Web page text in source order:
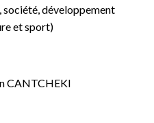
développement
et sport)
CANTCHEKI